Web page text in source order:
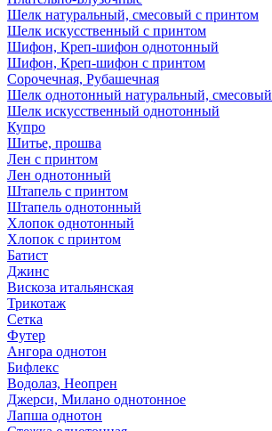
Шелк натуральный, смесовый с принтом
Шелк искусственный с принтом
Шифон, Креп-шифон однотонный
Шифон, Креп-шифон с принтом
Сорочечная, Рубашечная
Шелк однотонный натуральный, смесовый
Шелк искусственный однотонный
Купро
Шитье, прошва
Лен с принтом
Лен однотонный
Штапель с принтом
Штапель однотонный
Хлопок однотонный
Хлопок с принтом
Батист
Джинс
Вискоза итальянская
Трикотаж
Сетка
Футер
Ангора однотон
Бифлекс
Водолаз, Неопрен
Джерси, Милано однотонное
Лапша однотон